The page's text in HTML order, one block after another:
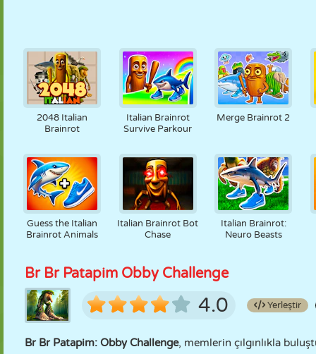
2048 Italian
Brainrot
Italian Brainrot
Survive Parkour
Merge Brainrot 2
Guess the Italian
Brainrot Animals
Italian Brainrot Bot
Chase
Italian Brainrot:
Neuro Beasts
Br Br Patapim Obby Challenge
4.0 Yerleştir
Br Br Patapim: Obby Challenge, memlerin çılgınlıkla